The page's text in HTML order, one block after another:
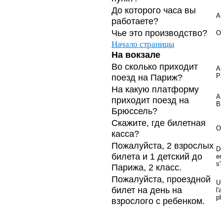
До которого часа вы
работаете?
Чье это производство?
Начало страницы
На вокзале
Во сколько приходит
поезд на Париж?
На какую платформу
приходит поезд на
Брюссель?
Скажите, где билетная
касса?
Пожалуйста, 2 взрослых
билета и 1 детский до
Парижа, 2 класс.
Пожалуйста, проездной
билет на день на
взрослого с ребенком.